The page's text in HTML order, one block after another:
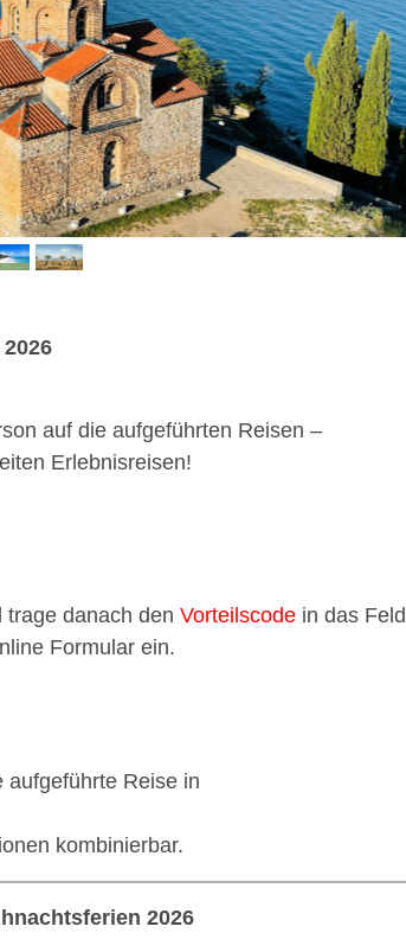
auf die aufgeführten Reisen –
Erlebnisreisen!
trage danach den Vorteilscode in das Feld
Formular ein.
aufgeführte Reise in
kombinierbar.
2026